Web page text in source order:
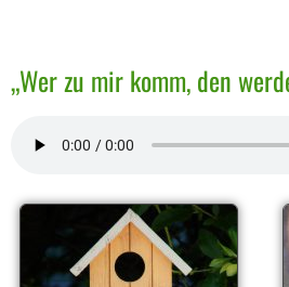
„Wer zu mir komm, den